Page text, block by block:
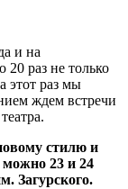
и на
раз не только
этот раз мы
ждем встречи
стилю и
можно 23 и 24
Загурского.